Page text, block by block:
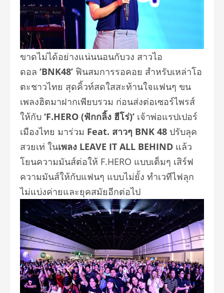
ขาดไม่ได้อย่างแน่นนอนกับวง สาวไอ
ดอล ‘BNK48’ ฟินสมการรอคอย สำหรับเหล่าโอ
ตะชาวไทย สุดคิ้วท์สดใสสะท้านใจแฟนๆ ขน
เพลงฮิตมาฝากเพียบรวม ก่อนส่งต่อเซอร์ไพรส์
ให้กับ ‘F.HERO (ฟักกลิ้ง ฮีโร่)’ เจ้าพ่อแรปเปอร์
เมืองไทย มาร่วม Feat. สาวๆ BNK 48 ปรับลุค
สวยเท่ ในเพลง LEAVE IT ALL BEHIND แล้ว
โยนความมันส์ต่อให้ F.HERO แบบเต็มๆ เสิร์ฟ
ความมันส์ให้กับแฟนๆ แบบไม่ยั้ง ทำเวทีไฟลุก
ไม่แบ่งค่ายและยุคสมัยอีกต่อไป